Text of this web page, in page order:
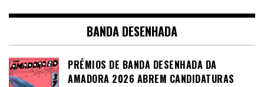
BANDA DESENHADA
PRÉMIOS DE BANDA DESENHADA DA
AMADORA 2026 ABREM CANDIDATURAS